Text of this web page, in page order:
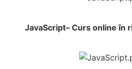
JavaScript– Curs online în